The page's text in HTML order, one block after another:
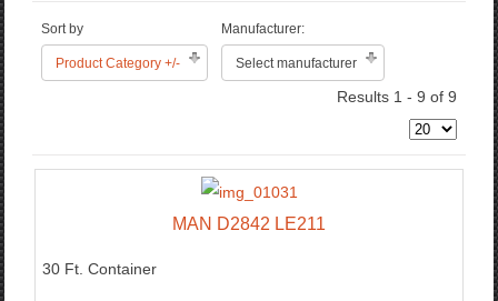
Sort by
Product Category +/-
Manufacturer:
Select manufacturer
Results 1 - 9 of 9
MAN D2842 LE211
30 Ft. Container